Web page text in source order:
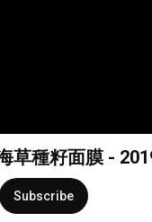
草種籽面膜 -
Subscribe